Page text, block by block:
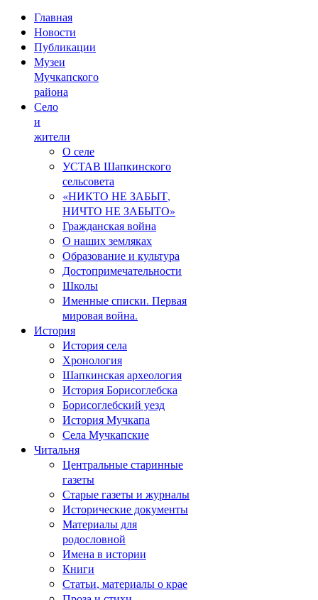
Главная
Новости
Публикации
Музеи
Мучкапского
района
Село
и
жители
О селе
УСТАВ Шапкинского
сельсовета
«НИКТО НЕ ЗАБЫТ,
НИЧТО НЕ ЗАБЫТО»
Гражданская война
О наших земляках
Образование и культура
Достопримечательности
Школы
Именные списки. Первая
мировая война.
История
История села
Хронология
Шапкинская археология
История Борисоглебска
Борисоглебский уезд
История Мучкапа
Села Мучкапские
Читальня
Центральные старинные
газеты
Старые газеты и журналы
Исторические документы
Материалы для
родословной
Имена в истории
Книги
Статьи, материалы о крае